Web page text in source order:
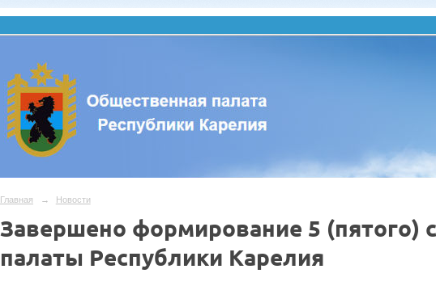
Главная → Новости
Завершено формирование 5 (пятого)
палаты Республики Карелия